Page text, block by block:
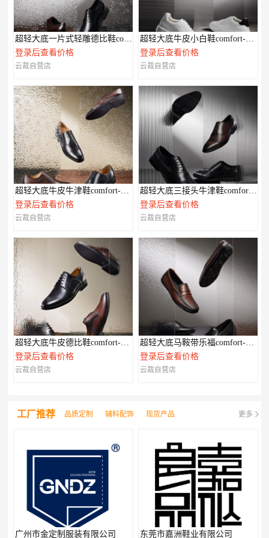
超轻大底一片式轻雕德比鞋comfort-XL系列
登录后查看价格
云裁自营店
超轻大底牛皮小白鞋comfort-XL系列
登录后查看价格
云裁自营店
超轻大底牛皮牛津鞋comfort-XL系列
登录后查看价格
云裁自营店
超轻大底三接头牛津鞋comfort-XL系列
登录后查看价格
云裁自营店
超轻大底牛皮德比鞋comfort-XL系列
登录后查看价格
云裁自营店
超轻大底马鞍带乐福comfort-XL系列
登录后查看价格
云裁自营店
工厂推荐 品质定制 辅料配饰 现货产品 更多
广州市金定制服装有限公司 东莞市嘉洲鞋业有限公司